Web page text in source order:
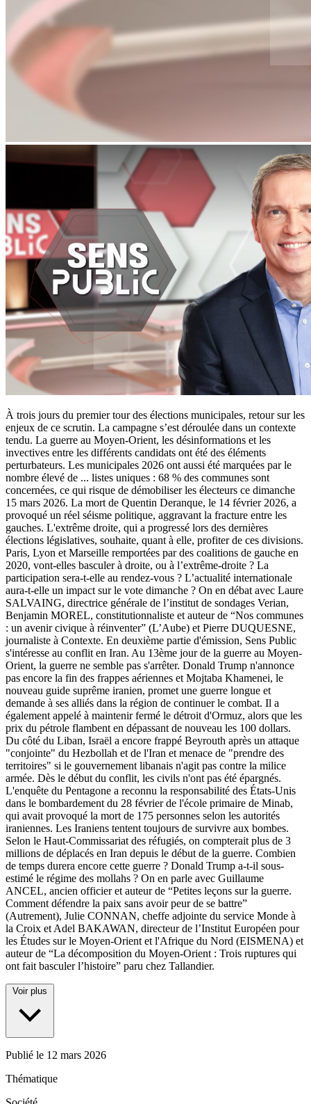
À trois jours du premier tour des élections municipales, retour sur les
enjeux de ce scrutin. La campagne s’est déroulée dans un contexte
tendu. La guerre au Moyen-Orient, les désinformations et les
invectives entre les différents candidats ont été des éléments
perturbateurs. Les municipales 2026 ont aussi été marquées par le
nombre élevé de ... listes uniques : 68 % des communes sont
concernées, ce qui risque de démobiliser les électeurs ce dimanche
15 mars 2026. La mort de Quentin Deranque, le 14 février 2026, a
provoqué un réel séisme politique, aggravant la fracture entre les
gauches. L'extrême droite, qui a progressé lors des dernières
élections législatives, souhaite, quant à elle, profiter de ces divisions.
Paris, Lyon et Marseille remportées par des coalitions de gauche en
2020, vont-elles basculer à droite, ou à l’extrême-droite ? La
participation sera-t-elle au rendez-vous ? L’actualité internationale
aura-t-elle un impact sur le vote dimanche ? On en débat avec Laure
SALVAING, directrice générale de l’institut de sondages Verian,
Benjamin MOREL, constitutionnaliste et auteur de “Nos communes
: un avenir civique à réinventer” (L’Aube) et Pierre DUQUESNE,
journaliste à Contexte. En deuxième partie d'émission, Sens Public
s'intéresse au conflit en Iran. Au 13ème jour de la guerre au Moyen-
Orient, la guerre ne semble pas s'arrêter. Donald Trump n'annonce
pas encore la fin des frappes aériennes et Mojtaba Khamenei, le
nouveau guide suprême iranien, promet une guerre longue et
demande à ses alliés dans la région de continuer le combat. Il a
également appelé à maintenir fermé le détroit d'Ormuz, alors que les
prix du pétrole flambent en dépassant de nouveau les 100 dollars.
Du côté du Liban, Israël a encore frappé Beyrouth après un attaque
"conjointe" du Hezbollah et de l'Iran et menace de "prendre des
territoires" si le gouvernement libanais n'agit pas contre la milice
armée. Dès le début du conflit, les civils n'ont pas été épargnés.
L'enquête du Pentagone a reconnu la responsabilité des États-Unis
dans le bombardement du 28 février de l'école primaire de Minab,
qui avait provoqué la mort de 175 personnes selon les autorités
iraniennes. Les Iraniens tentent toujours de survivre aux bombes.
Selon le Haut-Commissariat des réfugiés, on compterait plus de 3
millions de déplacés en Iran depuis le début de la guerre. Combien
de temps durera encore cette guerre ? Donald Trump a-t-il sous-
estimé le régime des mollahs ? On en parle avec Guillaume
ANCEL, ancien officier et auteur de “Petites leçons sur la guerre.
Comment défendre la paix sans avoir peur de se battre”
(Autrement), Julie CONNAN, cheffe adjointe du service Monde à
la Croix et Adel BAKAWAN, directeur de l’Institut Européen pour
les Études sur le Moyen-Orient et l'Afrique du Nord (EISMENA) et
auteur de “La décomposition du Moyen-Orient : Trois ruptures qui
ont fait basculer l’histoire” paru chez Tallandier.
Voir plus
Publié le 12 mars 2026
Thématique